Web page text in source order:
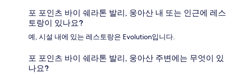
포 포인츠 바이 쉐라톤 발리, 웅아산 내 또는 인근에 레스
토랑이 있나요?
예, 시설 내에 있는 레스토랑은 Evolution입니다.
포 포인츠 바이 쉐라톤 발리, 웅아산 주변에는 무엇이 있
나요?